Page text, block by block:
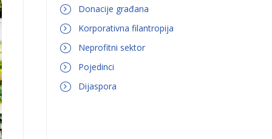
Donacije građana
Korporativna filantropija
Neprofitni sektor
Pojedinci
Dijaspora